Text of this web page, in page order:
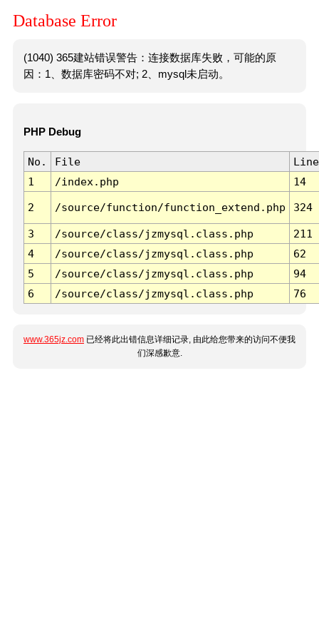
Database Error
(1040) 365建站错误警告：连接数据库失败，可能的原
因：1、数据库密码不对; 2、mysql未启动。
PHP Debug
No. File
Line
1
/index.php 14
2 /source/function/function_extend.php 324
3 /source/class/jzmysql.class.php
211
4
/source/class/jzmysql.class.php
62
5
/source/class/jzmysql.class.php
94
6
/source/class/jzmysql.class.php 76
www.365jz.com 已经将此出错信息详细记录, 由此给您带来的访问不便我
们深感歉意.